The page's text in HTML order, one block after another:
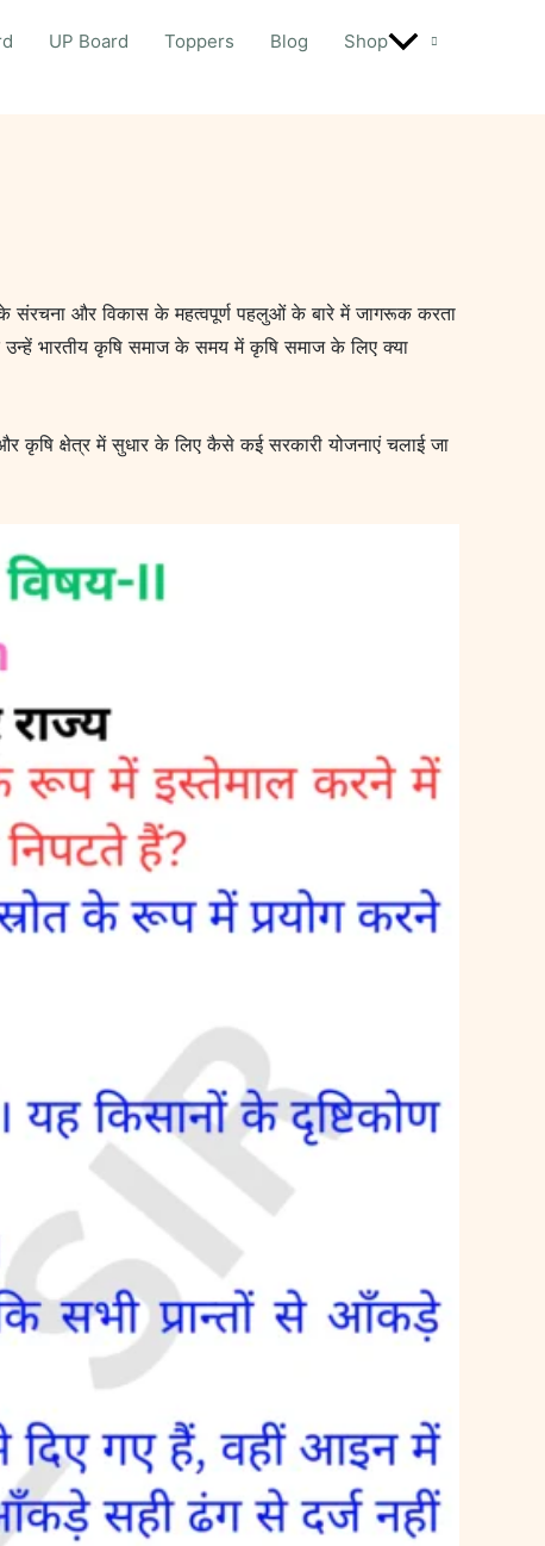
UP Board Toppers Blog
Shop
के संरचना और विकास के महत्वपूर्ण पहलुओं के बारे में जागरूक करता
उन्हें भारतीय कृषि समाज के समय में कृषि समाज के लिए क्या
कृषि क्षेत्र में सुधार के लिए कैसे कई सरकारी योजनाएं चलाई जा